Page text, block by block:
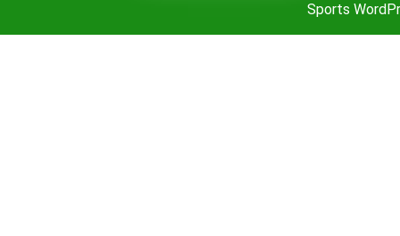
Sports